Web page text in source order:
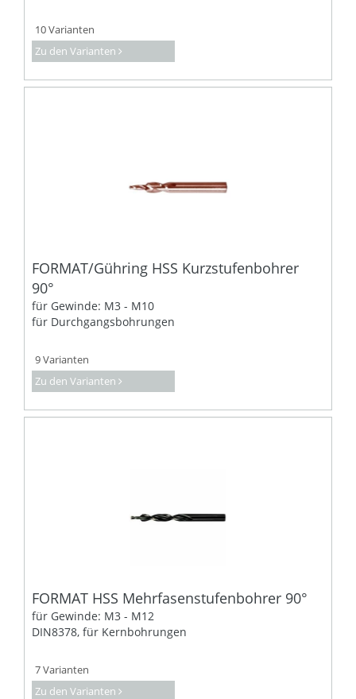
10 Varianten
Zu den Varianten
FORMAT/Gühring HSS Kurzstufenbohrer
90°
für Gewinde: M3 - M10
für Durchgangsbohrungen
9 Varianten
Zu den Varianten
FORMAT HSS Mehrfasenstufenbohrer 90°
für Gewinde: M3 - M12
DIN8378, für Kernbohrungen
7 Varianten
Zu den Varianten